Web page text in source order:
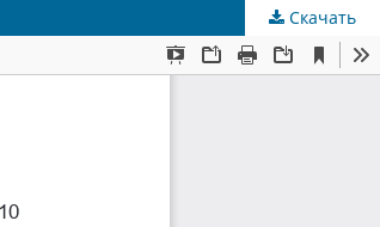
Скачать